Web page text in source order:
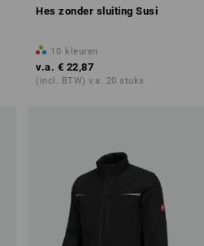
Hes zonder sluiting Susi
10 kleuren
v.a. € 22,87
(incl. BTW) v.a. 20 stuks